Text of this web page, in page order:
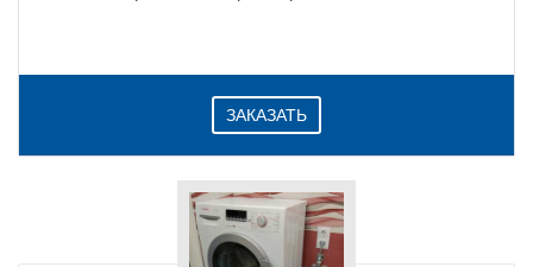
ЗАКАЗАТЬ